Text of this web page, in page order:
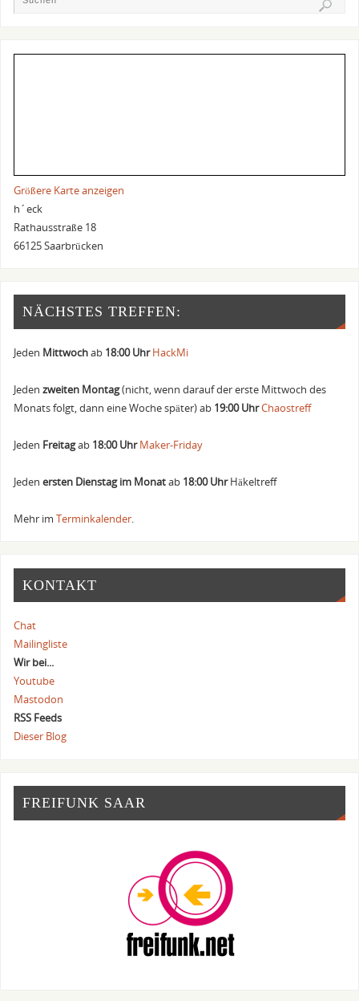
Größere Karte anzeigen
h´eck
Rathausstraße 18
66125 Saarbrücken
NÄCHSTES TREFFEN:
Jeden Mittwochab 18:00 Uhr HackMi
Jedenzweiten Montag(nicht, wenn darauf der erste Mittwoch des
Monats folgt, dann eine Woche später) ab 19:00 UhrChaostreff
Jeden Freitagab 18:00 Uhr Maker-Friday
Jedenersten Dienstag im Monatab 18:00 UhrHäkeltreff
Mehr imTerminkalender.
KONTAKT
Chat
Mailingliste
Wir bei...
Youtube
Mastodon
RSS Feeds
Dieser Blog
FREIFUNK SAAR